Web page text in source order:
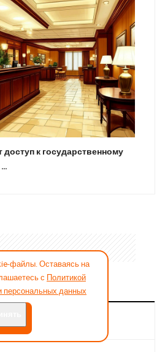
к государственному
файлы. Оставаясь на
с Политикой
персональных данных